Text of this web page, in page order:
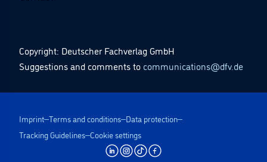
Copyright: Deutscher Fachverlag GmbH
Suggestions and comments to communications@dfv.de
Imprint Terms and conditions Data protection
Tracking Guidelines Cookie settings